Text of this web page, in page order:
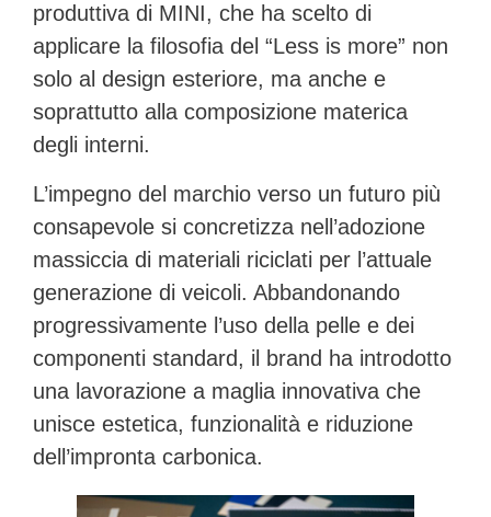
produttiva di MINI, che ha scelto di
applicare la filosofia del “Less is more” non
solo al design esteriore, ma anche e
soprattutto alla composizione materica
degli interni.
L’impegno del marchio verso un futuro più
consapevole si concretizza nell’adozione
massiccia di materiali riciclati per l’attuale
generazione di veicoli. Abbandonando
progressivamente l’uso della pelle e dei
componenti standard, il brand ha introdotto
una lavorazione a maglia innovativa che
unisce estetica, funzionalità e riduzione
dell’impronta carbonica.